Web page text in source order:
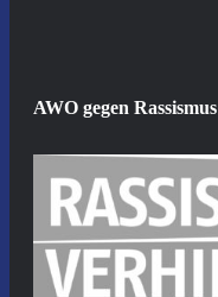
AWO gegen Rassismus